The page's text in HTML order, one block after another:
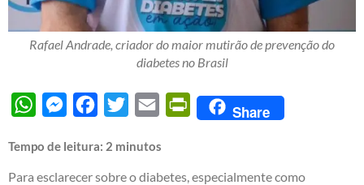
Rafael Andrade, criador do maior mutirão de prevenção do
diabetes no Brasil
WhatsAppMessengerFacebook
Twitter Email PrintFriendly
Share
Tempo de leitura: 2 minutos
Para esclarecer sobre o diabetes, especialmente como